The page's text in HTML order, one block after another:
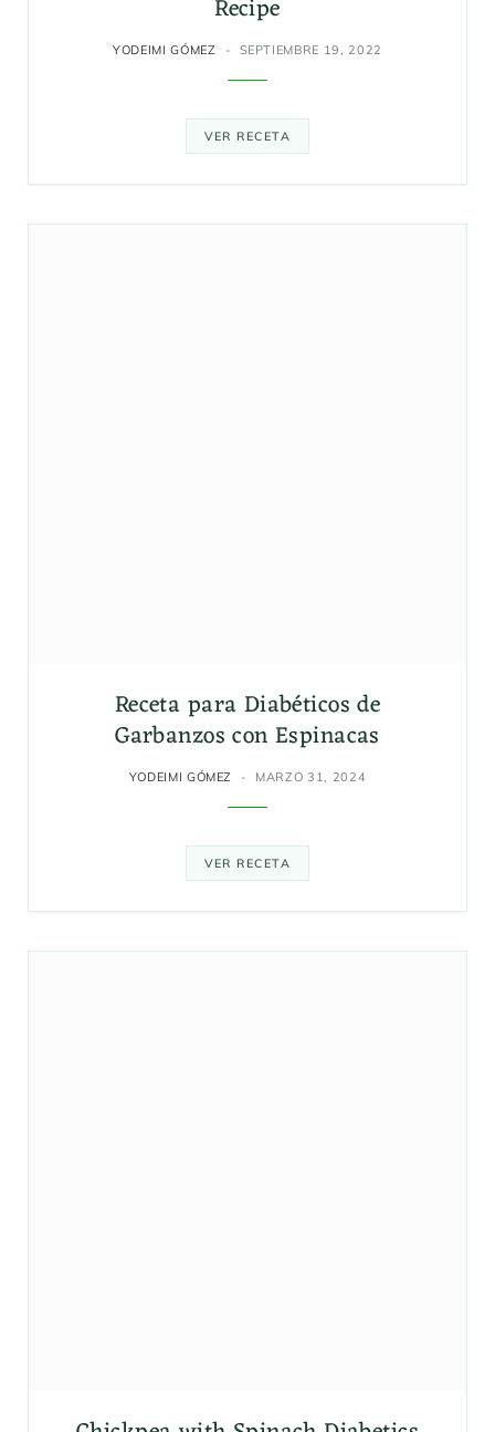
Recipe
YODEIMI GÓMEZ SEPTIEMBRE 19, 2022
VER RECETA
Receta para Diabéticos de
Garbanzos con Espinacas
YODEIMI GÓMEZ MARZO 31, 2024
VER RECETA